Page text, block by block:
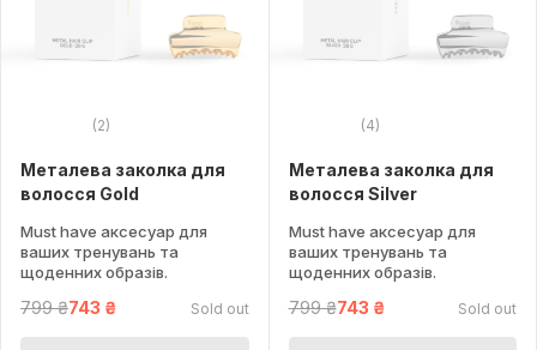
(2)
Металева заколка для
волосся Gold
Must have аксесуар для
ваших тренувань та
щоденних образів.
799 ₴743 ₴ Sold out
(4)
Металева заколка для
волосся Silver
Must have аксесуар для
ваших тренувань та
щоденних образів.
799 ₴743 ₴ Sold out